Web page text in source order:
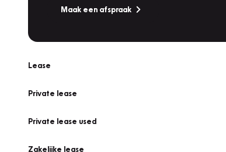
Maak een afspraak
Lease
Private lease
Private lease used
Zakelijke lease